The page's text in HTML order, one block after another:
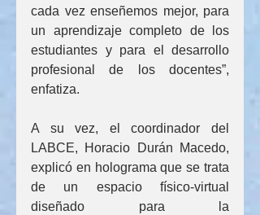
cada vez enseñemos mejor, para
un aprendizaje completo de los
estudiantes y para el desarrollo
profesional de los docentes”,
enfatiza.
A su vez, el coordinador del
LABCE, Horacio Durán Macedo,
explicó en holograma que se trata
de un espacio físico-virtual
diseñado para la